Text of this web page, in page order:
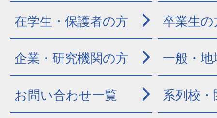
在学生・保護者の方 卒業生の
企業・研究機関の方 一般・地
お問い合わせ一覧 系列校